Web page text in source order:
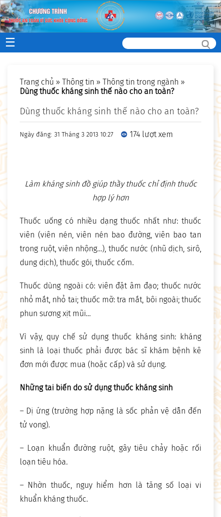
☰
Trang chủ » Thông tin » Thông tin trong ngành »
Dùng thuốc kháng sinh thế nào cho an toàn?
Dùng thuốc kháng sinh thế nào cho an toàn?
Ngày đăng: 31 Tháng 3 2013 10:27 174 lượt xem
Làm kháng sinh đồ giúp thầy thuốc chỉ định thuốc
hợp lý hơn
Thuốc uống có nhiều dạng thuốc nhất như: thuốc
viên (viên nén, viên nén bao đường, viên bao tan
trong ruột, viên nhộng…), thuốc nước (nhũ dịch, sirô,
dung dịch), thuốc gói, thuốc cốm.
Thuốc dùng ngoài có: viên đặt âm đạo; thuốc nước
nhỏ mắt, nhỏ tai; thuốc mỡ: tra mắt, bôi ngoài; thuốc
phun sương xịt mũi…
Vì vậy, quy chế sử dụng thuốc kháng sinh: kháng
sinh là loại thuốc phải được bác sĩ khám bệnh kê
đơn mới được mua (hoặc cấp) và sử dụng.
Những tai biến do sử dụng thuốc kháng sinh
– Dị ứng (trường hợp nặng là sốc phản vệ dẫn đến
tử vong).
– Loạn khuẩn đường ruột, gây tiêu chảy hoặc rối
loạn tiêu hóa.
– Nhờn thuốc, nguy hiểm hơn là tăng số loại vi
khuẩn kháng thuốc.